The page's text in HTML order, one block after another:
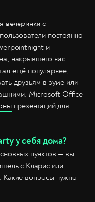
вечеринки с
постоянно
и
накрывшего нас
ещё популярнее,
друзьям в зуме или
Microsoft Office
презентаций для
у себя дома?
пунктов — вы
с Кларис или
Какие вопросы нужно